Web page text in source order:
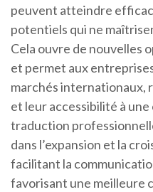
peuvent atteindre
potentiels qui ne
Cela ouvre de nouvelles
et permet aux
marchés internationaux,
et leur accessibilité à
traduction
dans l’expansion et la
facilitant la
favorisant une meilleure